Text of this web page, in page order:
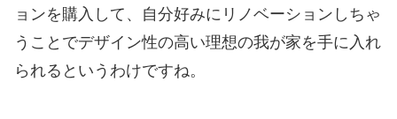
ョンを購入して、自分好みにリノベーションしちゃ
うことでデザイン性の高い理想の我が家を手に入れ
られるというわけですね。